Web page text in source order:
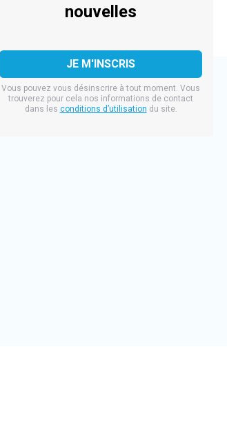
nouvelles
Vous pouvez vous désinscrire à tout moment. Vous
trouverez pour cela nos informations de contact
dans les conditions d’utilisation du site.